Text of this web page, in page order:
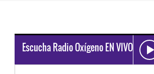
Escucha Radio Oxígeno EN VIVO